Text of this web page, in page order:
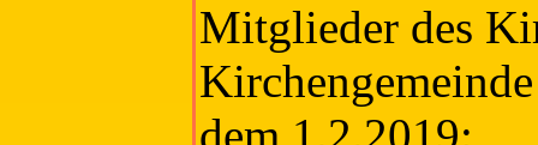
Mitglieder des